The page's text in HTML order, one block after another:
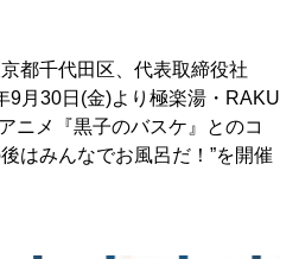
都千代田区、代表取締役社
9月30日(金)より極楽湯・RAKU
ニメ『黒子のバスケ』とのコ
はみんなでお風呂だ！”を開催